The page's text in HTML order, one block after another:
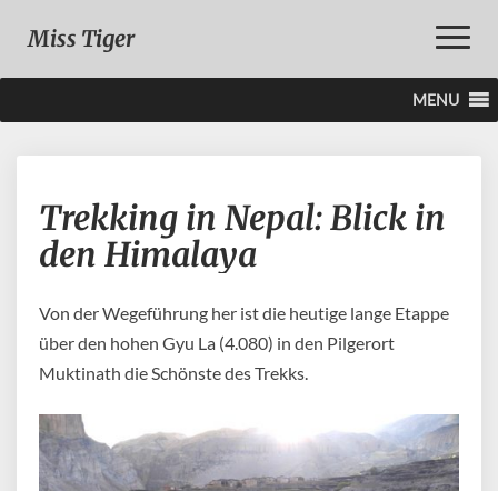
Toggle
Miss Tiger
MENU
in
Nepal:
Blick
den
Himalaya
Trekking in Nepal: Blick in
den Himalaya
Von der Wegeführung her ist die heutige lange Etappe
über den hohen Gyu La (4.080) in den Pilgerort
Muktinath die Schönste des Trekks.